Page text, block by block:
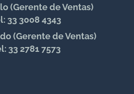
(Gerente de Ventas)
33 3008 4343
(Gerente de Ventas)
33 2781 7573